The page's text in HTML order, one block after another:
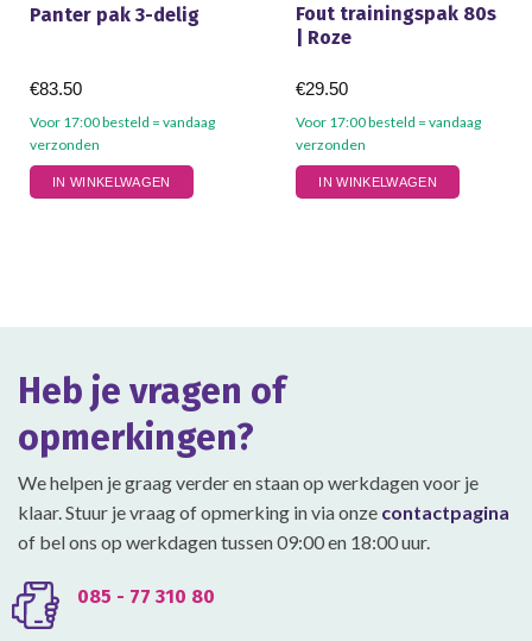
Panter pak 3-delig
Voor 17:00 besteld = vandaag
verzonden
€83.50
IN WINKELWAGEN
Dit
product
worden
de
Fout trainingspak 80s
| Roze
Voor 17:00 besteld = vandaag
verzonden
€29.50
IN WINKELWAGEN
Dit
product
Heb je vragen of
opmerkingen?
We helpen je graag verder en staan op werkdagen voor je
klaar. Stuur je vraag of opmerking in via onze contactpagina
of bel ons op werkdagen tussen 09:00 en 18:00 uur.
085 - 77 310 80